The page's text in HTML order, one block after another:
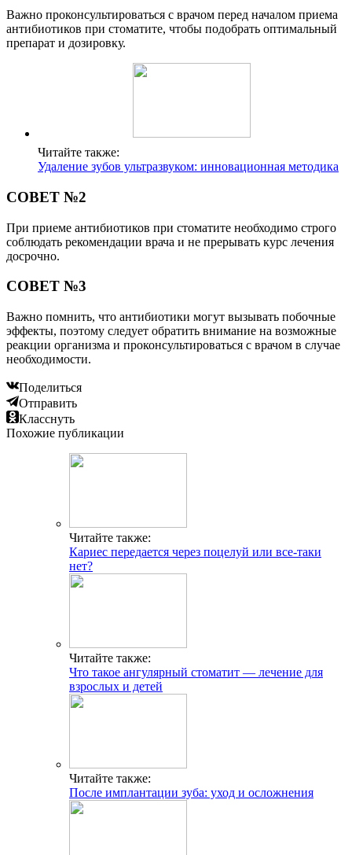
Важно проконсультироваться с врачом перед началом приема
антибиотиков при стоматите, чтобы подобрать оптимальный
препарат и дозировку.
Читайте также:
Удаление зубов ультразвуком: инновационная методика
СОВЕТ №2
При приеме антибиотиков при стоматите необходимо строго
соблюдать рекомендации врача и не прерывать курс лечения
досрочно.
СОВЕТ №3
Важно помнить, что антибиотики могут вызывать побочные
эффекты, поэтому следует обратить внимание на возможные
реакции организма и проконсультироваться с врачом в случае
необходимости.
Поделиться
Отправить
Класснуть
Похожие публикации
Читайте также:
Кариес передается через поцелуй или все-таки
нет?
Читайте также:
Что такое ангулярный стоматит — лечение для
взрослых и детей
Читайте также:
После имплантации зуба: уход и осложнения